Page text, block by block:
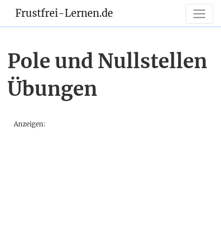
Frustfrei-Lernen.de
Pole und Nullstellen
Übungen
Anzeigen: